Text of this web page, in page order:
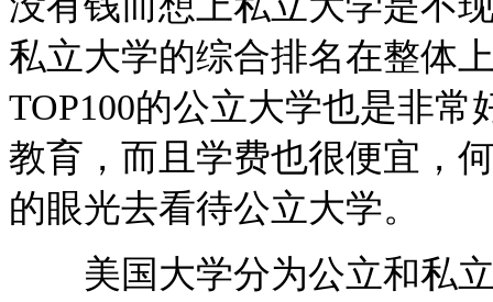
私立大学的综合排名在整体
TOP100的公立大学也是非
教育，而且学费也很便宜，
的眼光去看待公立大学。
美国大学分为公立和私立